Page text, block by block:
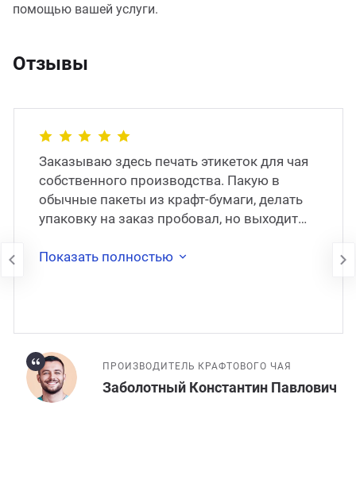
помощью вашей услуги.
Отзывы
Заказываю здесь печать этикеток для чая
собственного производства. Пакую в
обычные пакеты из крафт-бумаги, делать
упаковку на заказ пробовал, но выходит
�
Показать полностью
ПРОИЗВОДИТЕЛЬ КРАФТОВОГО ЧАЯ
Заболотный Константин Павлович